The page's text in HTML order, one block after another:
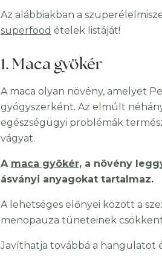
Az alábbiakban a
superfood ételek listáját!
1. Maca gyökér
A maca olyan növény, amelyet
gyógyszerként. Az elmúlt
egészségügyi problémák
vágyat.
A maca gyökér, a növény
ásványi anyagokat tartalmaz.
A lehetséges előnyei között a
menopauza tüneteinek
Javíthatja továbbá a hangulatot